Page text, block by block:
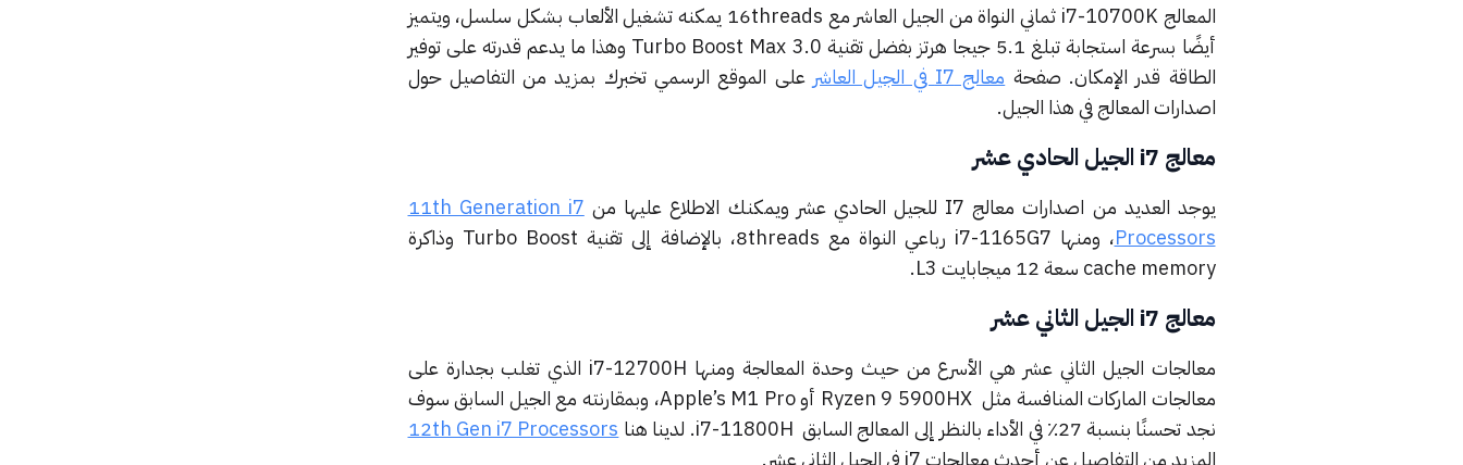
المعالج i7-10700K ثماني النواة من الجيل العاشر مع 16threads يمكنه تشغيل الألعاب بشكل سلسل، ويتميز
أيضًا بسرعة استجابة تبلغ 5.1 جيجا هرتز بفضل تقنية Turbo Boost Max 3.0 وهذا ما يدعم قدرته على توفير
الطاقة قدر الإمكان. صفحة معالج I7 في الجيل العاشر
على الموقع الرسمي تخبرك بمزيد من التفاصيل حول
اصدارات المعالج في هذا الجيل.
معالج i7 الجيل الحادي عشر
يوجد العديد من اصدارات معالج I7 للجيل الحادي عشر ويمكنك الاطلاع عليها من
11th Generation i7
Processors
، ومنها i7-1165G7 رباعي النواة مع 8threads، بالإضافة إلى تقنية Turbo Boost وذاكرة
cache memory سعة 12 ميجابايت L3.
معالج i7 الجيل الثاني عشر
معالجات الجيل الثاني عشر هي الأسرع من حيث وحدة المعالجة ومنها i7-12700H الذي تغلب بجدارة على
معالجات الماركات المنافسة مثل Ryzen 9 5900HX أو Apple’s M1 Pro، وبمقارنته مع الجيل السابق سوف
نجد تحسنًا بنسبة 27٪ في الأداء بالنظر إلى المعالج السابق i7-11800H.
لدينا هنا 12th Gen i7 Processors